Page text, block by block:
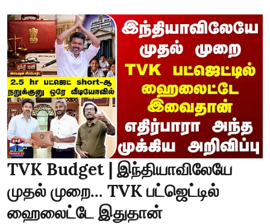
TVK Budget | இந்தியாவிலேயே
முதல் முறை... TVK பட்ஜெட்டில்
ஹைலைட்டே இதுதான்